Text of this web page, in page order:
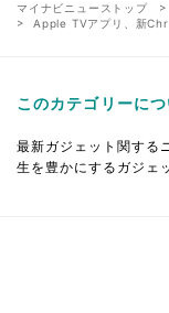
マイナビニューストップ
Apple TVアプリ、新
このカテゴリーにつ
最新ガジェット関する
生を豊かにするガジェ